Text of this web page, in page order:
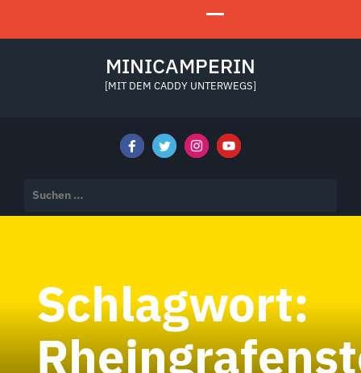
MINICAMPERIN
[MIT DEM CADDY UNTERWEGS]
nach:
Schlagwort: